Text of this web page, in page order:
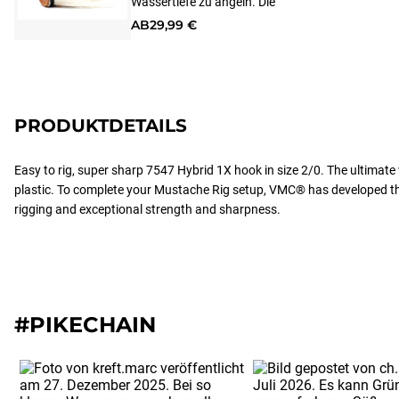
Wasserbewegung, die durch die hölzerne
AB29,99 €
PRODUKTDETAILS
Easy to rig, super sharp 7547 Hybrid 1X hook in size 2/0. The
plastic. To complete your Mustache Rig setup, VMC® has developed
rigging and exceptional strength and sharpness.
#PIKECHAIN